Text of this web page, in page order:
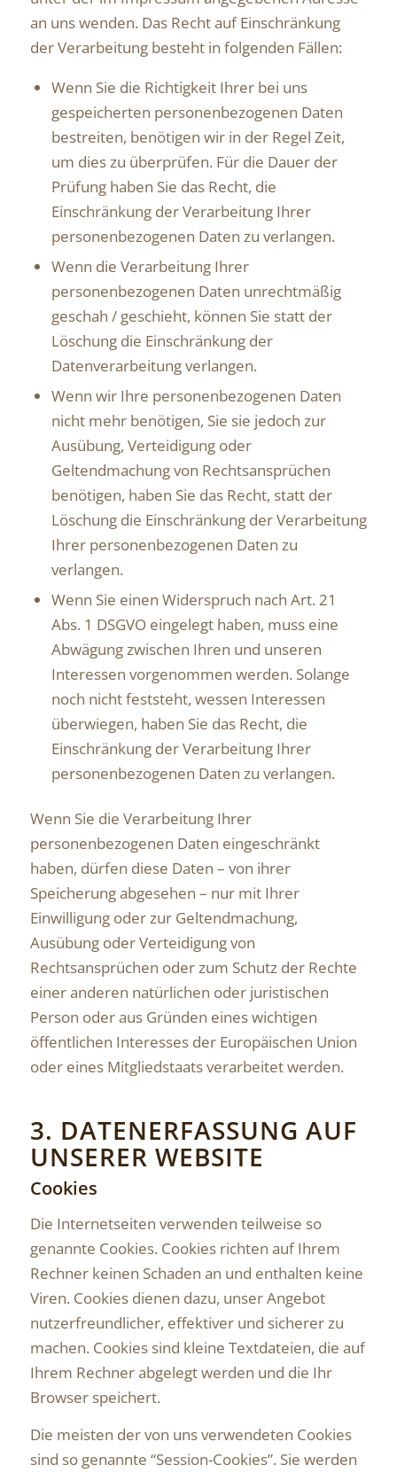
an uns wenden. Das Recht auf Einschränkung
der Verarbeitung besteht in folgenden Fällen:
Wenn Sie die Richtigkeit Ihrer bei uns
gespeicherten personenbezogenen Daten
bestreiten, benötigen wir in der Regel Zeit,
um dies zu überprüfen. Für die Dauer der
Prüfung haben Sie das Recht, die
Einschränkung der Verarbeitung Ihrer
personenbezogenen Daten zu verlangen.
Wenn die Verarbeitung Ihrer
personenbezogenen Daten unrechtmäßig
geschah / geschieht, können Sie statt der
Löschung die Einschränkung der
Datenverarbeitung verlangen.
Wenn wir Ihre personenbezogenen Daten
nicht mehr benötigen, Sie sie jedoch zur
Ausübung, Verteidigung oder
Geltendmachung von Rechtsansprüchen
benötigen, haben Sie das Recht, statt der
Löschung die Einschränkung der Verarbeitung
Ihrer personenbezogenen Daten zu
verlangen.
Wenn Sie einen Widerspruch nach Art. 21
Abs. 1 DSGVO eingelegt haben, muss eine
Abwägung zwischen Ihren und unseren
Interessen vorgenommen werden. Solange
noch nicht feststeht, wessen Interessen
überwiegen, haben Sie das Recht, die
Einschränkung der Verarbeitung Ihrer
personenbezogenen Daten zu verlangen.
Wenn Sie die Verarbeitung Ihrer
personenbezogenen Daten eingeschränkt
haben, dürfen diese Daten – von ihrer
Speicherung abgesehen – nur mit Ihrer
Einwilligung oder zur Geltendmachung,
Ausübung oder Verteidigung von
Rechtsansprüchen oder zum Schutz der Rechte
einer anderen natürlichen oder juristischen
Person oder aus Gründen eines wichtigen
öffentlichen Interesses der Europäischen Union
oder eines Mitgliedstaats verarbeitet werden.
3. DATENERFASSUNG AUF
UNSERER WEBSITE
Cookies
Die Internetseiten verwenden teilweise so
genannte Cookies. Cookies richten auf Ihrem
Rechner keinen Schaden an und enthalten keine
Viren. Cookies dienen dazu, unser Angebot
nutzerfreundlicher, effektiver und sicherer zu
machen. Cookies sind kleine Textdateien, die auf
Ihrem Rechner abgelegt werden und die Ihr
Browser speichert.
Die meisten der von uns verwendeten Cookies
sind so genannte “Session-Cookies”. Sie werden